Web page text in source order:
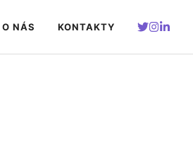
O NÁS KONTAKTY